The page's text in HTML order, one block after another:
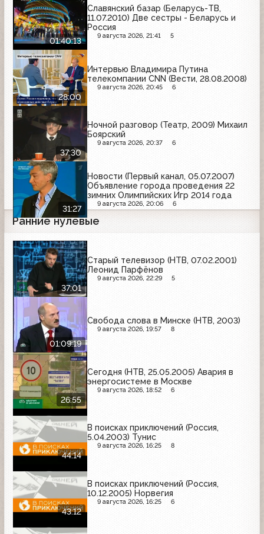
01:40:13
Славянский базар (Беларусь-ТВ,
11.07.2010) Две сестры - Беларусь и
Россия
9 августа 2026, 21:41 5
28:00
Интервью Владимира Путина
телекомпании CNN (Вести, 28.08.2008)
9 августа 2026, 20:45 6
37:30
Ночной разговор (Театр, 2009) Михаил
Боярский
9 августа 2026, 20:37 6
31:27
Новости (Первый канал, 05.07.2007)
Объявление города проведения 22
зимних Олимпийских Игр 2014 года
9 августа 2026, 20:06 6
Ранние нулевые
37:01
Старый телевизор (НТВ, 07.02.2001)
Леонид Парфёнов
9 августа 2026, 22:29 5
01:09:19
Свобода слова в Минске (НТВ, 2003)
9 августа 2026, 19:57 8
26:55
Сегодня (НТВ, 25.05.2005) Авария в
энергосистеме в Москве
9 августа 2026, 18:52 6
44:14
В поисках приключений (Россия,
5.04.2003) Тунис
9 августа 2026, 16:25 8
43:12
В поисках приключений (Россия,
10.12.2005) Норвегия
9 августа 2026, 16:25 6